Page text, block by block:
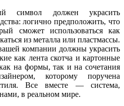
символ должен украсить
логично предположить, что
сможет использоваться как
из металла или пластмассы.
компании должны украсить
как лента скотча и картонные
на формы, так и на сочетания
которому поручена
Все вместе — система,
в реальном мире.